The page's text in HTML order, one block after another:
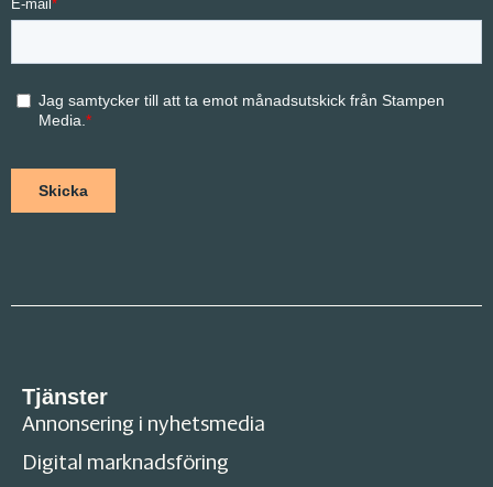
Tjänster
Annonsering i nyhetsmedia
Digital marknadsföring